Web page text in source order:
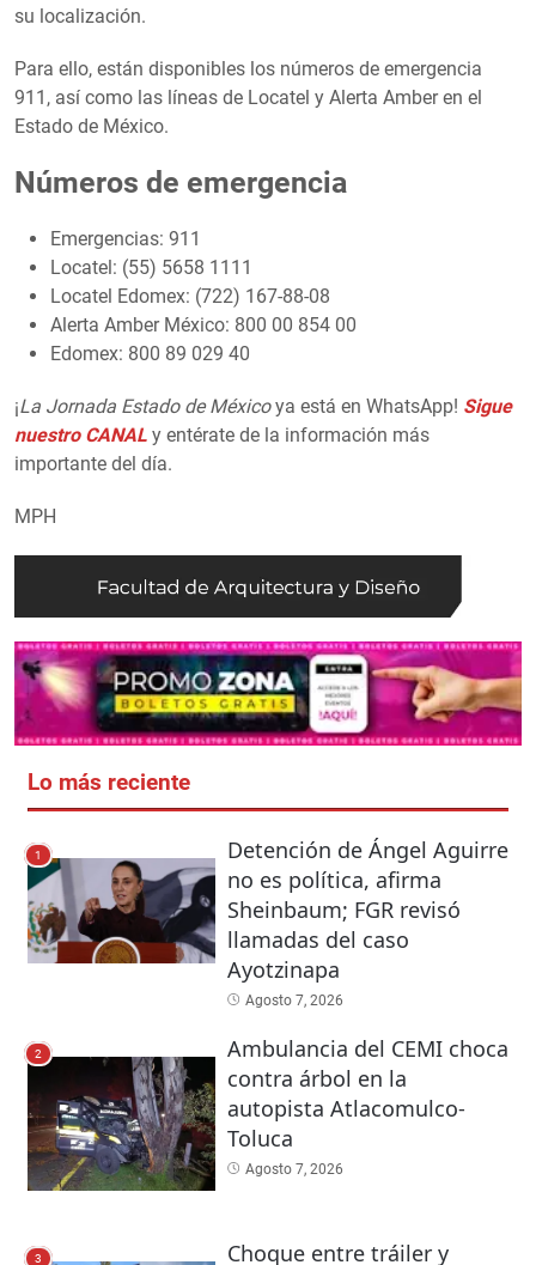
su localización.
Para ello, están disponibles los números de emergencia
911, así como las líneas de Locatel y Alerta Amber en el
Estado de México.
Números de emergencia
Emergencias: 911
Locatel: (55) 5658 1111
Locatel Edomex: (722) 167-88-08
Alerta Amber México: 800 00 854 00
Edomex: 800 89 029 40
¡La Jornada Estado de Méxicoya está en WhatsApp! Sigue
nuestro CANAL y entérate de la información más
importante del día.
MPH
Lo más reciente
1
Detención de Ángel Aguirre
no es política, afirma
Sheinbaum; FGR revisó
llamadas del caso
Ayotzinapa
Agosto 7, 2026
2
Ambulancia del CEMI choca
contra árbol en la
autopista Atlacomulco-
Toluca
Agosto 7, 2026
3 Choque entre tráiler y